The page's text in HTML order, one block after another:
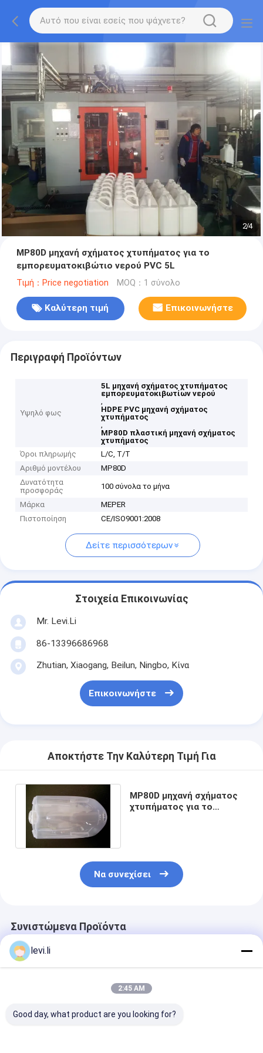
2/4
MP80D μηχανή σχήματος χτυπήματος για το
εμπορευματοκιβώτιο νερού PVC 5L
Τιμή：Price negotiation MOQ：1 σύνολο
Καλύτερη τιμή Επικοινωνήστε
Περιγραφή Προϊόντων
Υψηλό φως
5L μηχανή σχήματος χτυπήματος
εμπορευματοκιβωτίων νερού
,
HDPE PVC μηχανή σχήματος
χτυπήματος
,
MP80D πλαστική μηχανή σχήματος
χτυπήματος
Όροι πληρωμής
L/C, T/T
Αριθμό μοντέλου
MP80D
Δυνατότητα
προσφοράς
100 σύνολα το μήνα
Μάρκα
MEPER
Πιστοποίηση
CE/ISO9001:2008
Δείτε περισσότερων
Στοιχεία Επικοινωνίας
Mr. Levi.Li
86-13396686968
Zhutian, Xiaogang, Beilun, Ningbo, Κίνα
Επικοινωνήστε
Αποκτήστε Την Καλύτερη Τιμή Για
MP80D μηχανή σχήματος
χτυπήματος για το
Να συνεχίσει
Συνιστώμενα Προϊόντα
levi.li
2:45 AM
Good day, what product are you looking for?